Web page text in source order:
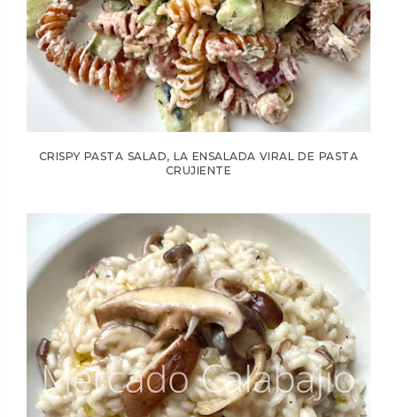
CRISPY PASTA SALAD, LA ENSALADA VIRAL DE PASTA
CRUJIENTE